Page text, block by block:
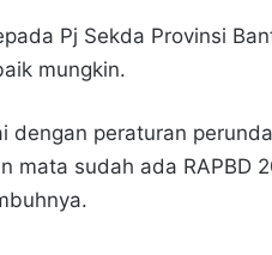
Pj Sekda Provinsi
mungkin.
dengan peraturan
mata sudah ada RAPBD